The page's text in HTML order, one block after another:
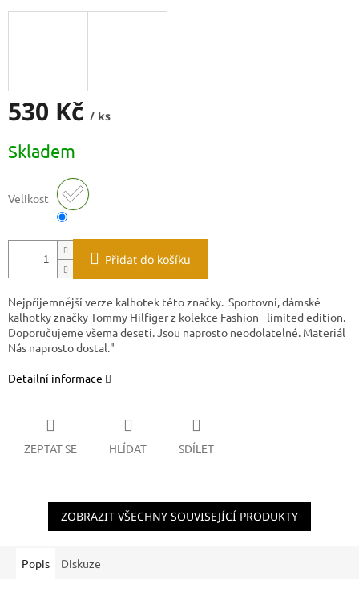
530 Kč / ks
cena:
Skladem
Velikost
Přidat do košíku
Nejpříjemnější verze kalhotek této značky. Sportovní, dámské
kalhotky značky Tommy Hilfiger z kolekce Fashion - limited edition.
Doporučujeme všema deseti. Jsou naprosto neodolatelné. Materiál
Nás naprosto dostal."
Detailní informace
ZEPTAT SE HLÍDAT SDÍLET
ZOBRAZIT VŠECHNY SOUVISEJÍCÍ PRODUKTY
Popis Diskuze